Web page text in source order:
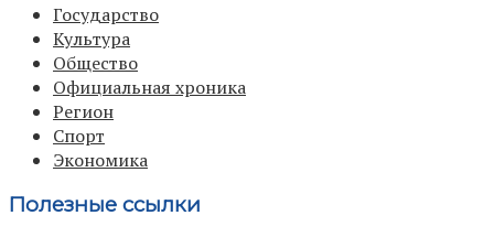
Государство
Культура
Общество
Официальная хроника
Регион
Спорт
Экономика
Полезные ссылки